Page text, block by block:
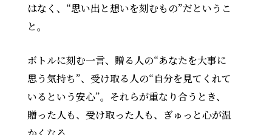
はなく、“思い出と想いを刻むもの”だというこ
と。
ボトルに刻む一言、贈る人の“あなたを大事に
思う気持ち”、受け取る人の“自分を見てくれて
いるという安心”。それらが重なり合うとき、
贈った人も、受け取った人も、ぎゅっと心が温